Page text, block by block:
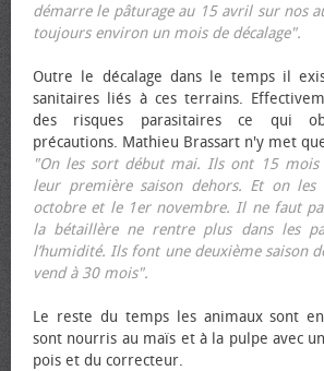
démarre le pâturage au 15 avril sur nos
toujours environ un mois de décalage".
Outre le décalage dans le temps il
sanitaires liés à ces terrains.
des risques parasitaires ce qui
précautions. Mathieu Brassart n'y met
"On les sort début mai. Ils ont 15 mois
leur première saison dehors. Et on
octobre et le 1er novembre. Il ne faut
la bétaillère ne rentre plus dans les
l’humidité. Ils font une deuxième saison
vend à 30 mois".
Le reste du temps les animaux sont
sont nourris au maïs et à la pulpe avec
pois et du correcteur.